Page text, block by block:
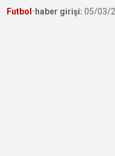
Futbol • haber girişi: 05/03/